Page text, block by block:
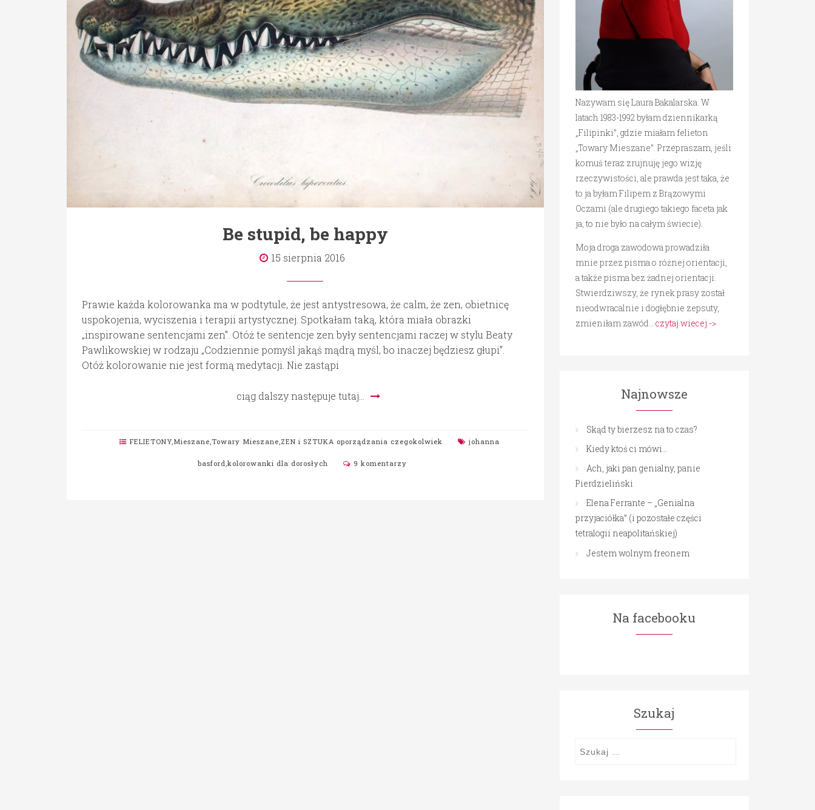
Be stupid, be happy
15 sierpnia 2016
Prawie każda kolorowanka ma w podtytule, że jest antystresowa, że calm, że zen, obietnicę
uspokojenia, wyciszenia i terapii artystycznej. Spotkałam taką, która miała obrazki
„inspirowane sentencjami zen”. Otóż te sentencje zen były sentencjami raczej w stylu Beaty
Pawlikowskiej w rodzaju „Codziennie pomyśl jakąś mądrą myśl, bo inaczej będziesz głupi”.
Otóż kolorowanie nie jest formą medytacji. Nie zastąpi
ciąg dalszy następuje tutaj…
FELIETONY,Mieszane,Towary Mieszane,ZEN i SZTUKA oporządzania czegokolwiek johanna
basford,kolorowanki dla dorosłych 9 komentarzy
Nazywam się Laura Bakalarska. W
latach 1983-1992 byłam dziennikarką
„Filipinki”, gdzie miałam felieton
„Towary Mieszane”. Przepraszam, jeśli
komuś teraz zrujnuję jego wizję
rzeczywistości, ale prawda jest taka, że
to ja byłam Filipem z Brązowymi
Oczami (ale drugiego takiego faceta jak
ja, to nie było na całym świecie).
Moja droga zawodowa prowadziła
mnie przez pisma o różnej orientacji,
a także pisma bez żadnej orientacji.
Stwierdziwszy, że rynek prasy został
nieodwracalnie i dogłębnie zepsuty,
zmieniłam zawód… czytaj wiecej ->
Najnowsze
Skąd ty bierzesz na to czas?
Kiedy ktoś ci mówi…
Ach, jaki pan genialny, panie
Pierdzieliński
Elena Ferrante – „Genialna
przyjaciółka” (i pozostałe części
tetralogii neapolitańskiej)
Jestem wolnym freonem
Na facebooku
Szukaj